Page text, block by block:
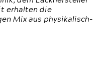
erhalten die
Mix aus physikalisch-